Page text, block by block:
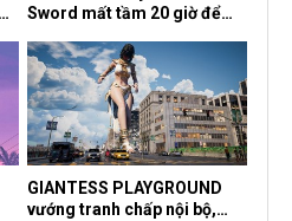
Sword mất tầm 20 giờ để
dành cho newbie và lão làng
GIANTESS PLAYGROUND
vướng tranh chấp nội bộ,